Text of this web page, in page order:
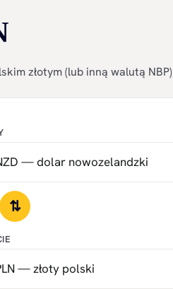
złotym (lub inną walutą
⇅